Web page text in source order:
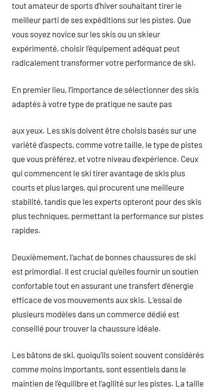
tout amateur de sports d’hiver souhaitant tirer le
meilleur parti de ses expéditions sur les pistes. Que
vous soyez novice sur les skis ou un skieur
expérimenté, choisir l’équipement adéquat peut
radicalement transformer votre performance de ski.
En premier lieu, l’importance de sélectionner des skis
adaptés à votre type de pratique ne saute pas
aux yeux. Les skis doivent être choisis basés sur une
variété d’aspects, comme votre taille, le type de pistes
que vous préférez, et votre niveau d’expérience. Ceux
qui commencent le ski tirer avantage de skis plus
courts et plus larges, qui procurent une meilleure
stabilité, tandis que les experts opteront pour des skis
plus techniques, permettant la performance sur pistes
rapides.
Deuxièmement, l’achat de bonnes chaussures de ski
est primordial. Il est crucial qu’elles fournir un soutien
confortable tout en assurant une transfert d’énergie
efficace de vos mouvements aux skis. L’essai de
plusieurs modèles dans un commerce dédié est
conseillé pour trouver la chaussure idéale.
Les bâtons de ski, quoiqu’ils soient souvent considérés
comme moins importants, sont essentiels dans le
maintien de l’équilibre et l’agilité sur les pistes. La taille